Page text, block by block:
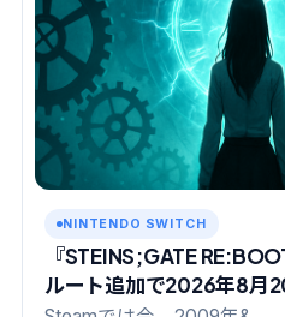
NINTENDO SWITCH
『STEINS;GATE
ルート追加で2026年8月